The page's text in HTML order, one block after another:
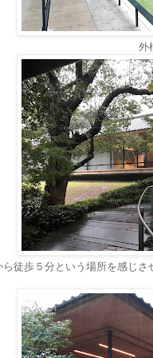
外
ら徒歩５分という場所を感じ